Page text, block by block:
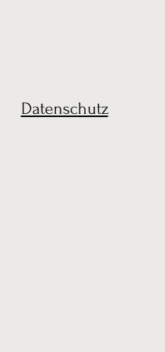
Datenschutz